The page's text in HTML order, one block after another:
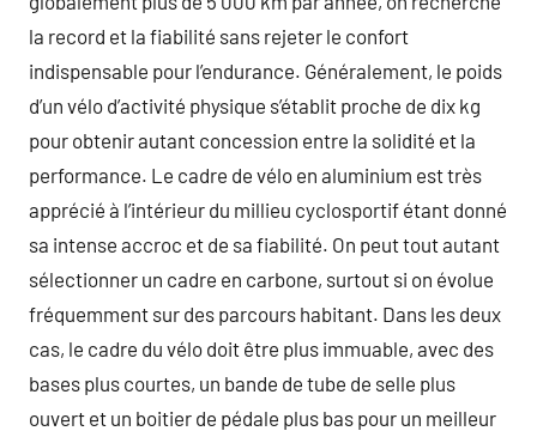
la record et la fiabilité sans rejeter le confort
indispensable pour l’endurance. Généralement, le poids
d’un vélo d’activité physique s’établit proche de dix kg
pour obtenir autant concession entre la solidité et la
performance. Le cadre de vélo en aluminium est très
apprécié à l’intérieur du millieu cyclosportif étant donné
sa intense accroc et de sa fiabilité. On peut tout autant
sélectionner un cadre en carbone, surtout si on évolue
fréquemment sur des parcours habitant. Dans les deux
cas, le cadre du vélo doit être plus immuable, avec des
bases plus courtes, un bande de tube de selle plus
ouvert et un boitier de pédale plus bas pour un meilleur